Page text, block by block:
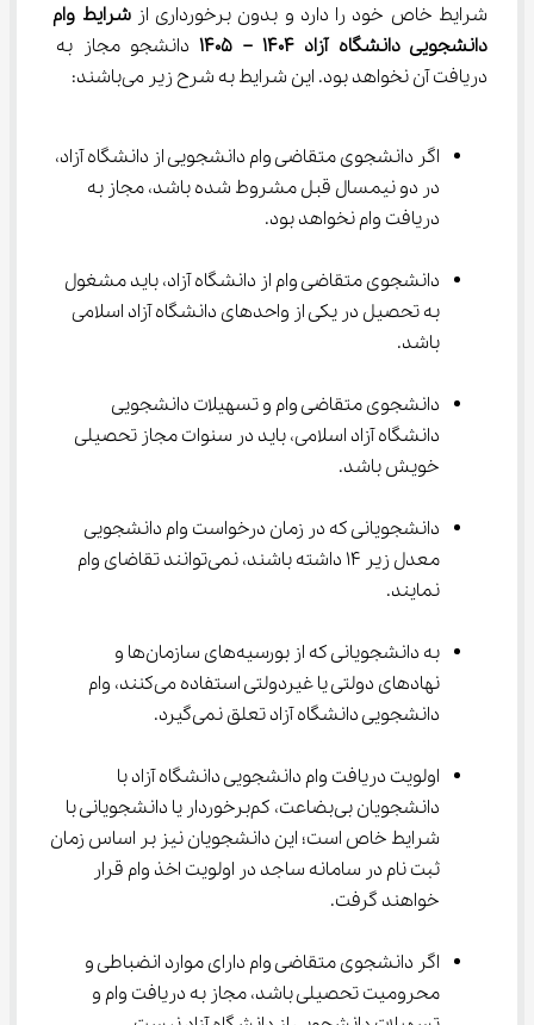
شرایط خاص خود را دارد و بدون برخورداری از شرایط وام
دانشجویی دانشگاه آزاد 1404
–
1405 دانشجو مجاز به
دریافت آن نخواهد بود. این شرایط به شرح زیر می‌باشند:
اگر دانشجوی متقاضی وام دانشجویی از دانشگاه آزاد،
در دو نیمسال قبل مشروط شده باشد، مجاز به
دریافت وام نخواهد بود.
دانشجوی متقاضی وام از دانشگاه آزاد، باید مشغول
به تحصیل در یکی از واحدهای دانشگاه‌ آزاد اسلامی
باشد.
دانشجوی متقاضی وام و تسهیلات دانشجویی
دانشگاه آزاد اسلامی، باید در سنوات مجاز تحصیلی
خویش باشد.
دانشجویانی که در زمان درخواست وام دانشجویی
معدل زیر 14 داشته باشند، نمی‌توانند تقاضای وام
نمایند.
به دانشجویانی که از بورسیه‌های سازمان‌ها و
نهادهای دولتی یا غیردولتی استفاده می‌کنند، وام
دانشجویی دانشگاه آزاد تعلق نمی‌گیرد.
اولویت دریافت وام دانشجویی دانشگاه آزاد با
دانشجویان بی‌بضاعت، کم‌برخوردار یا دانشجویانی با
شرایط خاص است؛ این دانشجویان نیز بر اساس زمان
ثبت نام در سامانه ساجد در اولویت اخذ وام قرار
خواهند گرفت.
اگر دانشجوی متقاضی وام دارای موارد انضباطی و
محرومیت تحصیلی باشد، مجاز به دریافت وام و